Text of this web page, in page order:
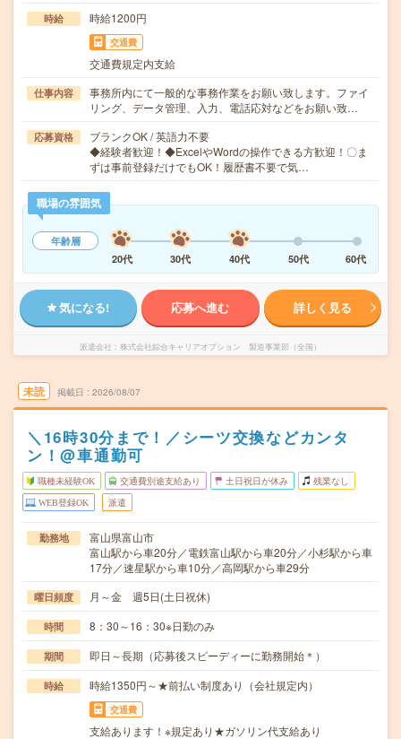
時給 時給1200円
交通費
交通費規定内支給
仕事内容
事務所内にて一般的な事務作業をお願い致します。ファイ
リング、データ管理、入力、電話応対などをお願い致…
応募資格
ブランクOK / 英語力不要
◆経験者歓迎！◆ExcelやWordの操作できる方歓迎！〇ま
ずは事前登録だけでもOK！履歴書不要で気…
職場の雰囲気
年齢層
20代
30代 40代 50代 60代
気になる! 応募へ進む 詳しく見る
派遣会社 株式会社綜合キャリアオプション 製造事業部（全国）
未読 掲載日 2026/08/07
＼16時30分まで！／シーツ交換などカンタ
ン！@車通勤可
職種未経験OK 交通費別途支給あり 土日祝日が休み 残業なし
WEB登録OK 派遣
勤務地
富山県富山市
富山駅から車20分／電鉄富山駅から車20分／小杉駅から車
17分／速星駅から車10分／高岡駅から車29分
曜日頻度 月～金 週5日(土日祝休)
時間 8：30～16：30※日勤のみ
期間 即日～長期（応募後スピーディーに勤務開始＊）
時給 時給1350円～★前払い制度あり（会社規定内）
交通費
支給あります！※規定あり★ガソリン代支給あり